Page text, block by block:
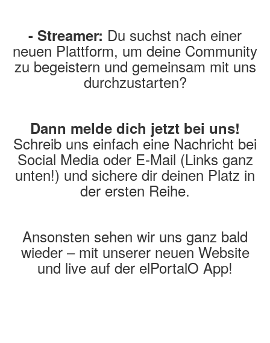
- Streamer: Du suchst nach einer
neuen Plattform, um deine Community
zu begeistern und gemeinsam mit uns
durchzustarten?
Dann melde dich jetzt bei uns!
Schreib uns einfach eine Nachricht bei
Social Media oder E-Mail (Links ganz
unten!) und sichere dir deinen Platz in
der ersten Reihe.
Ansonsten sehen wir uns ganz bald
wieder – mit unserer neuen Website
und live auf der elPortalO App!